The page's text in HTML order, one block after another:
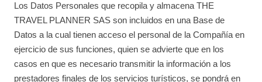
Los Datos Personales que recopila y almacena THE
TRAVEL PLANNER SAS son incluidos en una Base de
Datos a la cual tienen acceso el personal de la Compañía en
ejercicio de sus funciones, quien se advierte que en los
casos en que es necesario transmitir la información a los
prestadores finales de los servicios turísticos, se pondrá en